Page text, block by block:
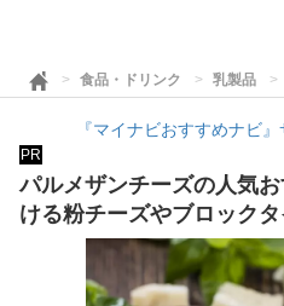
食品・ドリンク 乳製品
『マイナビおすすめナビ
PR
パルメザンチーズの人気
ける粉チーズやブロックタ